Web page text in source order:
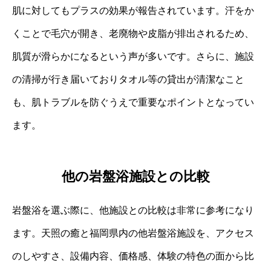
肌に対してもプラスの効果が報告されています。汗をか
くことで毛穴が開き、老廃物や皮脂が排出されるため、
肌質が滑らかになるという声が多いです。さらに、施設
の清掃が行き届いておりタオル等の貸出が清潔なこと
も、肌トラブルを防ぐうえで重要なポイントとなってい
ます。
他の岩盤浴施設との比較
岩盤浴を選ぶ際に、他施設との比較は非常に参考になり
ます。天照の癒と福岡県内の他岩盤浴施設を、アクセス
のしやすさ、設備内容、価格感、体験の特色の面から比